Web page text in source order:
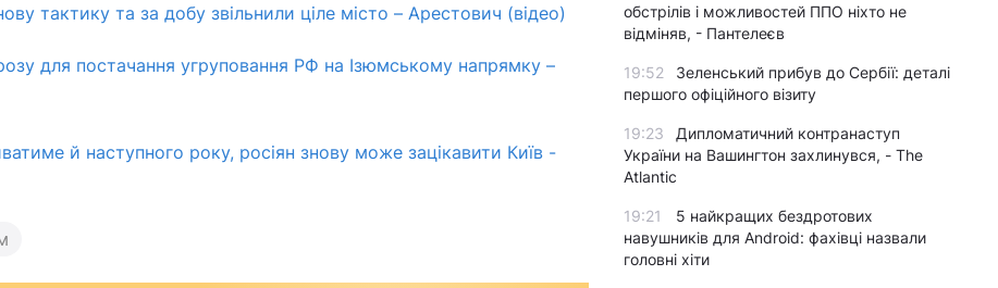
тактику та за добу звільнили ціле місто – Арестович (відео)
для постачання угруповання РФ на Ізюмському напрямку –
й наступного року, росіян знову може зацікавити Київ -
обстрілів і можливостей ППО ніхто не
відміняв, - Пантелеєв
19:52
Зеленський прибув до Сербії: деталі
першого офіційного візиту
19:23
Дипломатичний контранаступ
України на Вашингтон захлинувся, - The
Atlantic
19:21
5 найкращих бездротових
навушників для Android: фахівці назвали
головні хіти